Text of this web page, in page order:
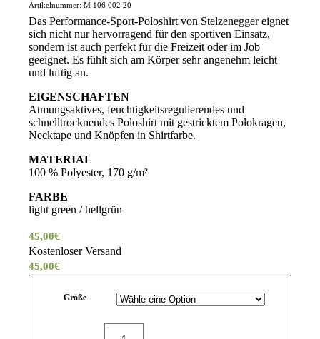
Artikelnummer:M 106 002 20
Das Performance-Sport-Poloshirt von Stelzenegger eignet
sich nicht nur hervorragend für den sportiven Einsatz,
sondern ist auch perfekt für die Freizeit oder im Job
geeignet. Es fühlt sich am Körper sehr angenehm leicht
und luftig an.
EIGENSCHAFTEN
Atmungsaktives, feuchtigkeitsregulierendes und
schnelltrocknendes Poloshirt mit gestricktem Polokragen,
Necktape und Knöpfen in Shirtfarbe.
MATERIAL
100 % Polyester, 170 g/m²
FARBE
light green / hellgrün
45,00€
Kostenloser Versand
45,00€
Größe